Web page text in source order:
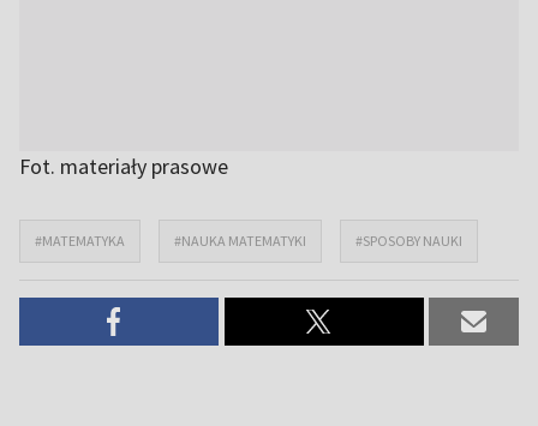
Fot. materiały prasowe
#MATEMATYKA #NAUKA MATEMATYKI #SPOSOBY NAUKI